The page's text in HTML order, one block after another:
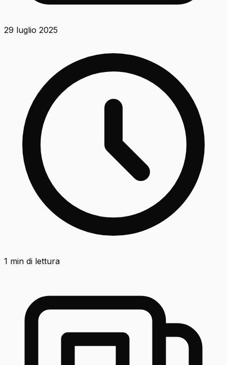
29 luglio 2025
1 min di lettura